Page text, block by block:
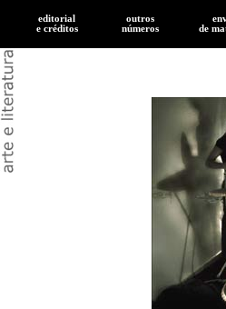
editorial
e créditos
outros
números
de